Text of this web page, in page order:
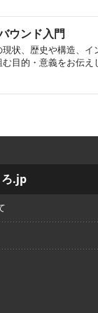
ウンド入門
現状、歴史や構造、イ
む目的・意義をお伝え
.jp